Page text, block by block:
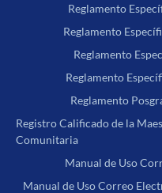
Reglamento
Reglamento
Reglamento
Reglamento
Reglamento
Registro Calificado de la
Comunitaria
Manual de Uso
Manual de Uso Correo